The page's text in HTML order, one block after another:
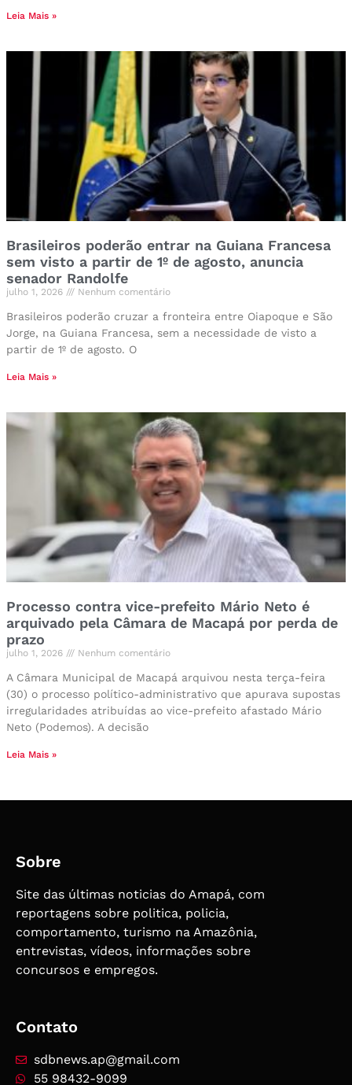
Leia Mais »
Brasileiros poderão entrar na Guiana Francesa
sem visto a partir de 1º de agosto, anuncia
senador Randolfe
julho 1, 2026 Nenhum comentário
Brasileiros poderão cruzar a fronteira entre Oiapoque e São
Jorge, na Guiana Francesa, sem a necessidade de visto a
partir de 1º de agosto. O
Leia Mais »
Processo contra vice-prefeito Mário Neto é
arquivado pela Câmara de Macapá por perda de
prazo
julho 1, 2026 Nenhum comentário
A Câmara Municipal de Macapá arquivou nesta terça-feira
(30) o processo político-administrativo que apurava supostas
irregularidades atribuídas ao vice-prefeito afastado Mário
Neto (Podemos). A decisão
Leia Mais »
Sobre
Site das últimas noticias do Amapá, com
reportagens sobre politica, policia,
comportamento, turismo na Amazônia,
entrevistas, vídeos, informações sobre
concursos e empregos.
Contato
sdbnews.ap@gmail.com
55 98432-9099